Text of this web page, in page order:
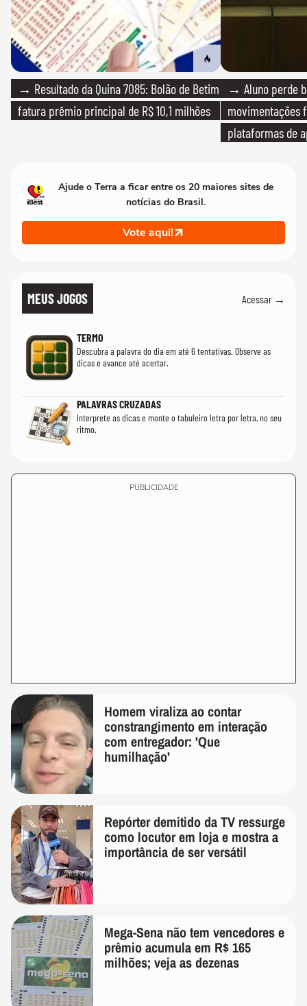
→ Resultado da Quina 7085: Bolão de Betim
fatura prêmio principal de R$ 10,1 milhões
→ Aluno perde
movimentações
plataformas de
Ajude o Terra a ficar entre os 20 maiores sites de
notícias do Brasil.
Vote aqui!
MEUS JOGOS Acessar →
TERMO
Descubra a palavra do dia em até 6 tentativas. Observe as
dicas e avance até acertar.
PALAVRAS CRUZADAS
Interprete as dicas e monte o tabuleiro letra por letra, no seu
ritmo.
PUBLICIDADE
Homem viraliza ao contar
constrangimento em interação
com entregador: 'Que
humilhação'
Repórter demitido da TV ressurge
como locutor em loja e mostra a
importância de ser versátil
Mega-Sena não tem vencedores e
prêmio acumula em R$ 165
milhões; veja as dezenas